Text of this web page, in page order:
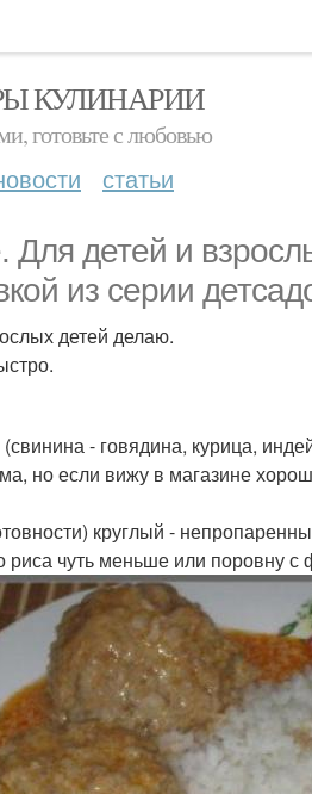
КУЛИНАРИИ
готовьте с любовью
статьи
Для детей и
из серии
детей делаю.
- говядина, курица,
но если вижу в магазине
круглый -
риса чуть меньше или поровну